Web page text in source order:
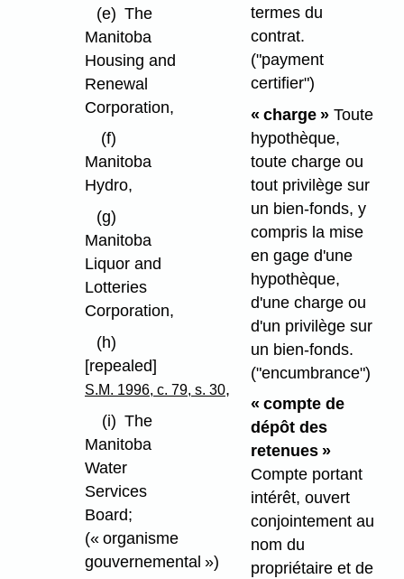
(e) The
Manitoba
Housing and
Renewal
Corporation,
(f)
Manitoba
Hydro,
(g)
Manitoba
Liquor and
Lotteries
Corporation,
(h)
[repealed]
S.M. 1996, c. 79, s. 30,
(i) The
Manitoba
Water
Services
Board;
(« organisme
gouvernemental »)
termes du
contrat.
("payment
certifier")
« charge »Toute
hypothèque,
toute charge ou
tout privilège sur
un bien-fonds, y
compris la mise
en gage d'une
hypothèque,
d'une charge ou
d'un privilège sur
un bien-fonds.
("encumbrance")
« compte de
dépôt des
retenues »
Compte portant
intérêt, ouvert
conjointement au
nom du
propriétaire et de